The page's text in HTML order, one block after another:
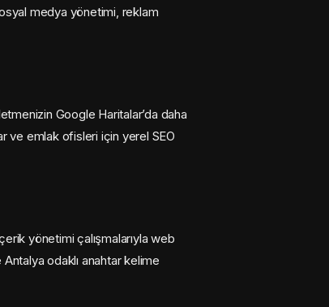
medya yönetimi, reklam
Google Haritalar’da daha
ve emlak ofisleri için yerel SEO
yönetimi çalışmalarıyla web
odaklı anahtar kelime